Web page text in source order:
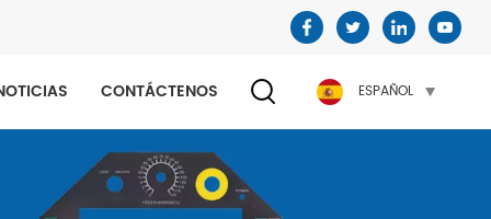
CONTÁCTENOS ESPAÑOL